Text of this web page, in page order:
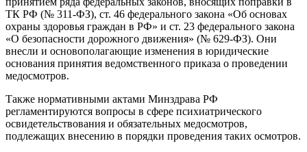
ТК РФ (№ 311-ФЗ), ст. 46 федерального закона «Об основах
охраны здоровья граждан в РФ» и ст. 23 федерального закона
«О безопасности дорожного движения» (№ 629-ФЗ). Они
внесли и основополагающие изменения в юридические
основания принятия ведомственного приказа о проведении
медосмотров.
Также нормативными актами Минздрава РФ
регламентируются вопросы в сфере психиатрического
освидетельствования и обязательных медосмотров,
подлежащих внесению в порядки проведения таких осмотров.